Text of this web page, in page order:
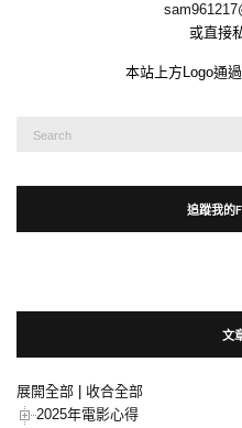
或直接
本站上方Logo通過
Search
追蹤我的
文
展開全部
收合全部
2025年電影心得